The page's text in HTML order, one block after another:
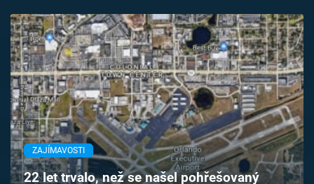
Témata
Pořady
TV Program
Časopis
Sledujte prima+
ZAJÍMAVOSTI
22 let trvalo, než se našel pohřešovaný